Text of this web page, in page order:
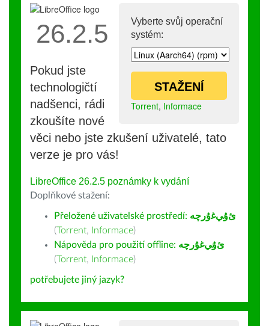
Vyberte svůj operační
systém:
STAŽENÍ
Torrent, Informace
26.2.5
Pokud jste
technologičtí
nadšenci, rádi
zkoušíte nové
věci nebo jste zkušení uživatelé, tato
verze je pro vás!
LibreOffice 26.2.5 poznámky k vydání
Doplňkové stažení:
Přeložené uživatelské prostředí: ﺉۇﻲﻏۇﺭچە
(Torrent, Informace)
Nápověda pro použití offline: ﺉۇﻲﻏۇﺭچە
(Torrent, Informace)
potřebujete jiný jazyk?